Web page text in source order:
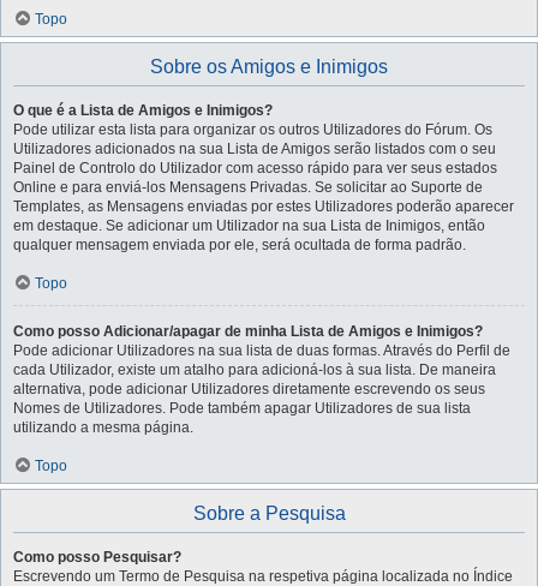
Topo
Sobre os Amigos e Inimigos
O que é a Lista de Amigos e Inimigos?
Pode utilizar esta lista para organizar os outros Utilizadores do Fórum. Os
Utilizadores adicionados na sua Lista de Amigos serão listados com o seu
Painel de Controlo do Utilizador com acesso rápido para ver seus estados
Online e para enviá-los Mensagens Privadas. Se solicitar ao Suporte de
Templates, as Mensagens enviadas por estes Utilizadores poderão aparecer
em destaque. Se adicionar um Utilizador na sua Lista de Inimigos, então
qualquer mensagem enviada por ele, será ocultada de forma padrão.
Topo
Como posso Adicionar/apagar de minha Lista de Amigos e Inimigos?
Pode adicionar Utilizadores na sua lista de duas formas. Através do Perfil de
cada Utilizador, existe um atalho para adicioná-los à sua lista. De maneira
alternativa, pode adicionar Utilizadores diretamente escrevendo os seus
Nomes de Utilizadores. Pode também apagar Utilizadores de sua lista
utilizando a mesma página.
Topo
Sobre a Pesquisa
Como posso Pesquisar?
Escrevendo um Termo de Pesquisa na respetiva página localizada no Índice